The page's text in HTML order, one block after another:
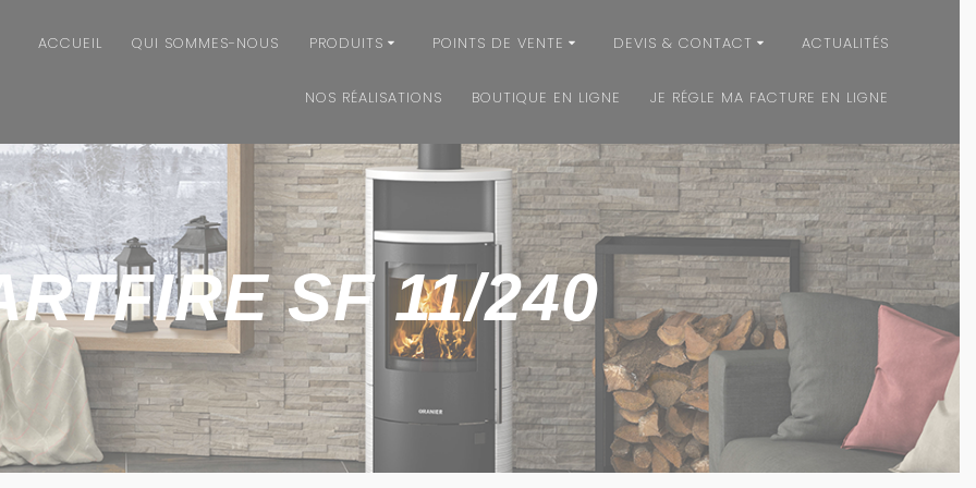
ACCUEIL QUI SOMMES-NOUS PRODUITS POINTS DE VENTE DEVIS & CONTACT ACTUALITÉS
NOS RÉALISATIONS BOUTIQUE EN LIGNE JE RÉGLE MA FACTURE EN LIGNE
SF 11/240